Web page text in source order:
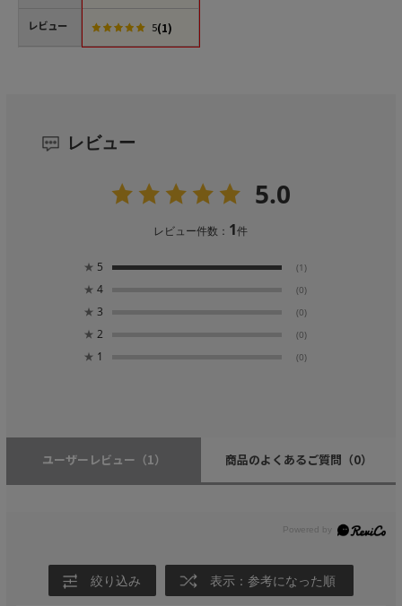
レビュー 5(1)
レビュー
5.0
レビュー件数： 1件
★ 5 (1)
★ 4 (0)
★ 3 (0)
★ 2 (0)
★ 1 (0)
ユーザーレビュー （1） 商品のよくあるご質問 （0）
絞り込み 表示：参考になった順